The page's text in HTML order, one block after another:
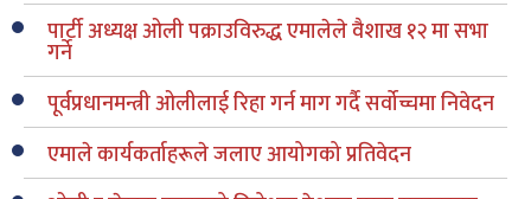
पार्टी अध्यक्ष ओली पक्राउविरुद्ध एमालेले वैशाख १२ मा सभा
गर्ने
पूर्वप्रधानमन्त्री ओलीलाई रिहा गर्न माग गर्दै सर्वोच्चमा निवेदन
एमाले कार्यकर्ताहरूले जलाए आयोगको प्रतिवेदन